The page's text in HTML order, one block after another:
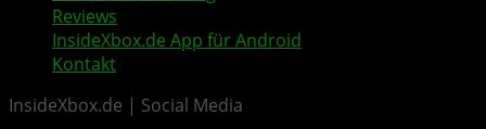
Reviews
InsideXbox.de App für Android
Kontakt
InsideXbox.de | Social Media